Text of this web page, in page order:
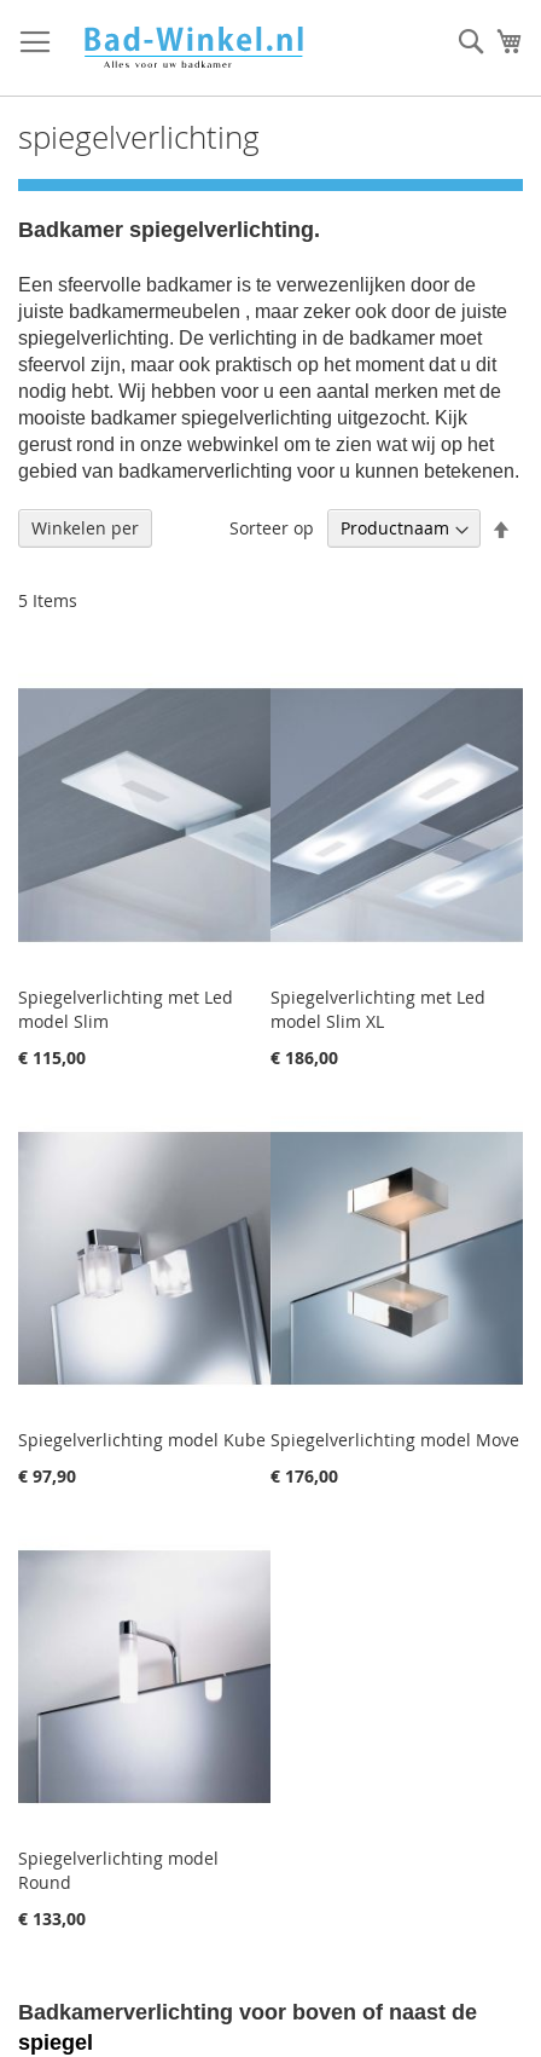
direct
door
inhoud
spiegelverlichting
Badkamer spiegelverlichting.
Een sfeervolle badkamer is te verwezenlijken door de
juiste badkamermeubelen , maar zeker ook door de juiste
spiegelverlichting. De verlichting in de badkamer moet
sfeervol zijn, maar ook praktisch op het moment dat u dit
nodig hebt. Wij hebben voor u een aantal merken met de
mooiste badkamer spiegelverlichting uitgezocht. Kijk
gerust rond in onze webwinkel om te zien wat wij op het
gebied van badkamerverlichting voor u kunnen betekenen.
5 Items
Sorteer op
Spiegelverlichting met Led
model Slim
€ 115,00
Spiegelverlichting met Led
model Slim XL
€ 186,00
Spiegelverlichting model Kube
€ 97,90
Spiegelverlichting model Move
€ 176,00
Spiegelverlichting model
Round
€ 133,00
Badkamerverlichting voor boven of naast de
spiegel
Winkelen per